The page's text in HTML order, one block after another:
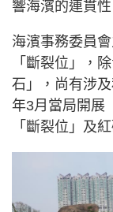
響海濱的連貫性
海濱事務委員
「斷裂位」，
石」，尚有涉
年3月當局開展
「斷裂位」及